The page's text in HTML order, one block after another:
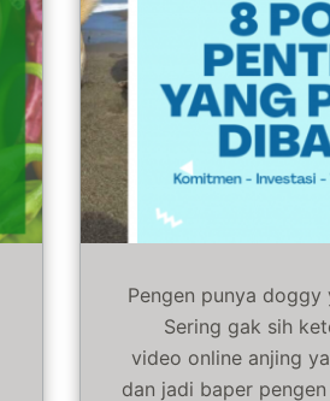
Pengen punya doggy
Sering gak sih
video online anjing
dan jadi baper